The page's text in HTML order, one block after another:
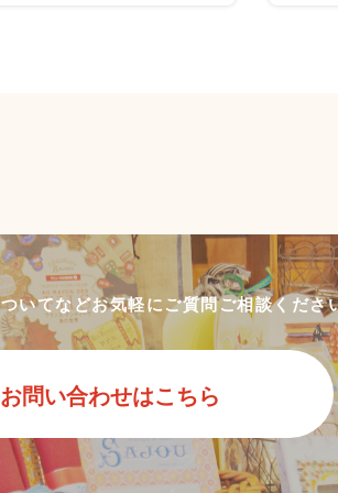
いてなどお気軽にご質問ご相談くださ
お問い合わせはこちら